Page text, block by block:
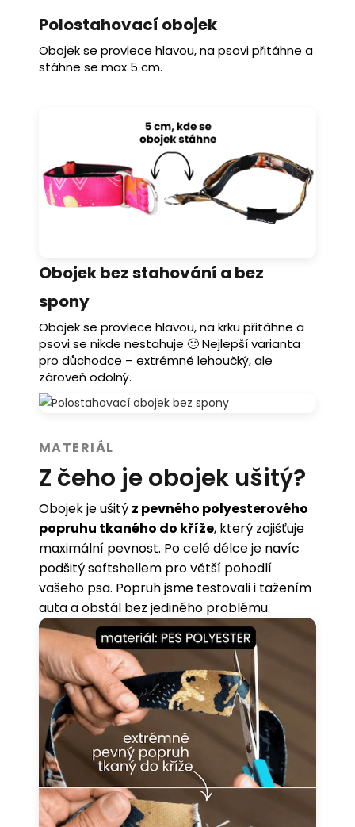
Polostahovací obojek
Obojek se provlece hlavou, na psovi přitáhne a
stáhne se max 5 cm.
Obojek bez stahování a bez
spony
Obojek se provlece hlavou, na krku přitáhne a
psovi se nikde nestahuje 🙂 Nejlepší varianta
pro důchodce – extrémně lehoučký, ale
zároveň odolný.
MATERIÁL
Z čeho je obojek ušitý?
Obojek je ušitý z pevného polyesterového
popruhu tkaného do kříže, který zajišťuje
maximální pevnost. Po celé délce je navíc
podšitý softshellem pro větší pohodlí
vašeho psa. Popruh jsme testovali i tažením
auta a obstál bez jediného problému.